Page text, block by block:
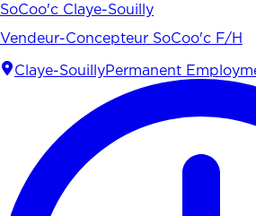
SoCoo'c Claye-Souilly
Vendeur-Concepteur SoCoo'c F/H
Claye-SouillyPermanent